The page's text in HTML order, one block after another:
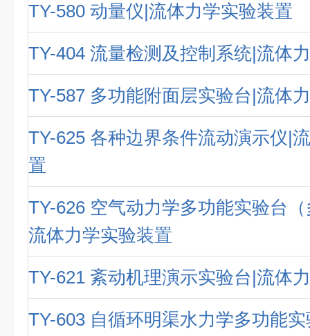
TY-580 动量仪|流体力学实验装置
TY-404 流量检测及控制系统|流体
TY-587 多功能附面层实验台|流体
TY-625 各种边界条件流动演示仪|
置
TY-626 空气动力学多功能实验台
流体力学实验装置
TY-621 紊动机理演示实验台|流体
TY-603 自循环明渠水力学多功能